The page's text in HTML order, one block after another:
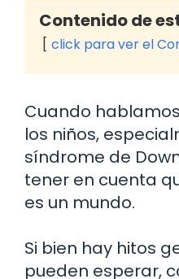
Contenido de
click para ver el
Cuando
los niños,
síndrome de
tener en cuenta
es un mundo.
Si bien hay hitos
pueden esperar,